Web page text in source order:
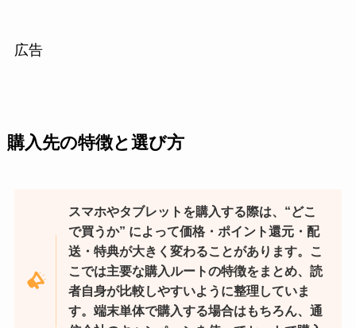
広告
購入先の特徴と選び方
スマホやタブレットを購入する際は、“どこ
で買うか” によって価格・ポイント還元・配
送・特典が大きく変わることがあります。こ
こでは主要な購入ルートの特徴をまとめ、読
者自身が比較しやすいように整理していま
す。端末単体で購入する場合はもちろん、通